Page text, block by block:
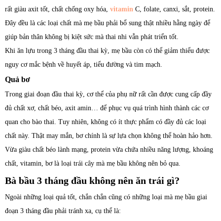
rất giàu axit tốt, chất chống oxy hóa, vitamin C, folate, canxi, sắt, protein.
Đây đều là các loại chất mà mẹ bầu phải bổ sung thật nhiều hằng ngày để
giúp bản thân không bị kiệt sức mà thai nhi vẫn phát triển tốt.
Khi ăn lựu trong 3 tháng đầu thai kỳ, mẹ bầu còn có thể giảm thiểu được
nguy cơ mắc bệnh về huyết áp, tiểu đường và tim mạch.
Quả bơ
Trong giai đoạn đầu thai kỳ, cơ thể của phụ nữ rất cần được cung cấp đầy
đủ chất xơ, chất béo, axit amin… để phục vụ quá trình hình thành các cơ
quan cho bào thai. Tuy nhiên, không có ít thực phẩm có đầy đủ các loại
chất này. Thật may mắn, bơ chính là sự lựa chọn không thể hoàn hảo hơn.
Vừa giàu chất béo lành mạng, protein vừa chứa nhiều năng lượng, khoáng
chất, vitamin, bơ là loại trái cây mà mẹ bầu không nên bỏ qua.
Bà bầu 3 tháng đầu không nên ăn trái gì?
Ngoài những loại quả tốt, chắn chắn cũng có những loại mà mẹ bầu giai
đoạn 3 tháng đầu phải tránh xa, cụ thể là: